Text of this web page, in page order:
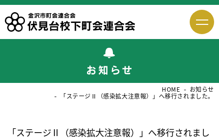
HOME
お知らせ
「ステージⅡ（感染拡大注意報）」へ移行されました。
「ステージⅡ（感染拡大注意報）」へ移行されまし